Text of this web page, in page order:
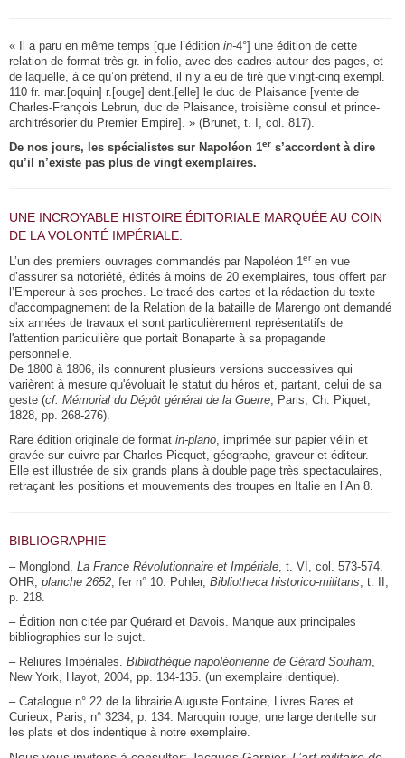
« Il a paru en même temps [que l’édition in-4°] une édition de cette
relation de format très-gr. in-folio, avec des cadres autour des pages, et
de laquelle, à ce qu’on prétend, il n’y a eu de tiré que vingt-cinq exempl.
110 fr. mar.[oquin] r.[ouge] dent.[elle] le duc de Plaisance [vente de
Charles-François Lebrun, duc de Plaisance, troisième consul et prince-
architrésorier du Premier Empire]. » (Brunet, t. I, col. 817).
De nos jours, les spécialistes sur Napoléon 1er s’accordent à dire
qu’il n’existe pas plus de vingt exemplaires.
UNE INCROYABLE HISTOIRE ÉDITORIALE MARQUÉE AU COIN
DE LA VOLONTÉ IMPÉRIALE.
L’un des premiers ouvrages commandés par Napoléon 1eren vue
d’assurer sa notoriété, édités à moins de 20 exemplaires, tous offert par
l’Empereur à ses proches. Le tracé des cartes et la rédaction du texte
d'accompagnement de la Relation de la bataille de Marengo ont demandé
six années de travaux et sont particulièrement représentatifs de
l'attention particulière que portait Bonaparte à sa propagande
personnelle.
De 1800 à 1806, ils connurent plusieurs versions successives qui
varièrent à mesure qu'évoluait le statut du héros et, partant, celui de sa
geste (cf. Mémorial du Dépôt général de la Guerre , Paris, Ch. Piquet,
1828, pp. 268-276).
Rare édition originale de format in-plano , imprimée sur papier vélin et
gravée sur cuivre par Charles Picquet, géographe, graveur et éditeur.
Elle est illustrée de six grands plans à double page très spectaculaires,
retraçant les positions et mouvements des troupes en Italie en l’An 8.
BIBLIOGRAPHIE
– Monglond, La France Révolutionnaire et Impériale , t. VI, col. 573-574.
OHR, planche 2652 , fer n° 10. Pohler, Bibliotheca historico-militaris , t. II,
p. 218.
– Édition non citée par Quérard et Davois. Manque aux principales
bibliographies sur le sujet.
– Reliures Impériales. Bibliothèque napoléonienne de Gérard Souham
New York, Hayot, 2004, pp. 134-135. (un exemplaire identique).
– Catalogue n° 22 de la librairie Auguste Fontaine, Livres Rares et
Curieux, Paris, n° 3234, p. 134: Maroquin rouge, une large dentelle sur
les plats et dos indentique à notre exemplaire.